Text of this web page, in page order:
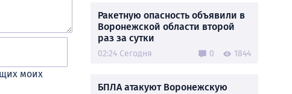
моих
Ракетную опасность объявили в
Воронежской области второй
раз за сутки
02:24 Сегодня 0 1844
БПЛА атакуют Воронежскую